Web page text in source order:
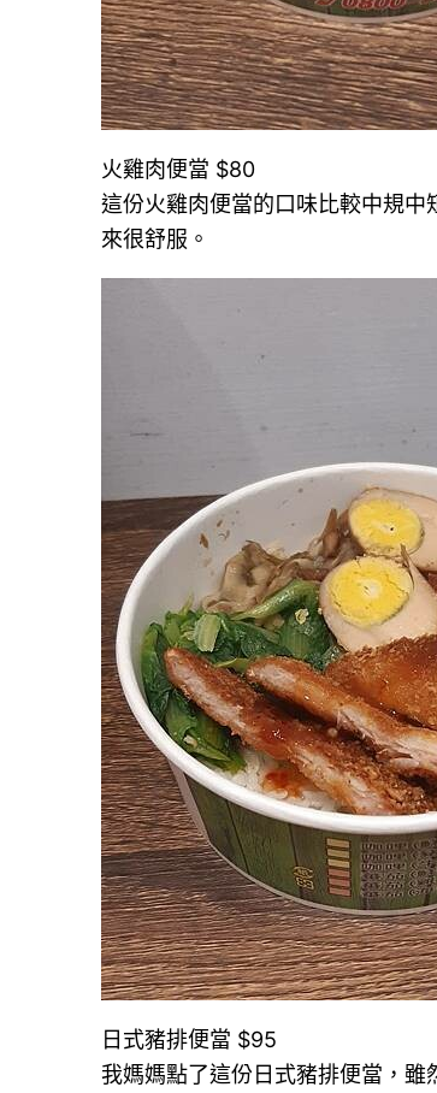
火雞肉便當 $80
這份火雞肉便當的口味比較中規
來很舒服。
日式豬排便當 $95
我媽媽點了這份日式豬排便當，